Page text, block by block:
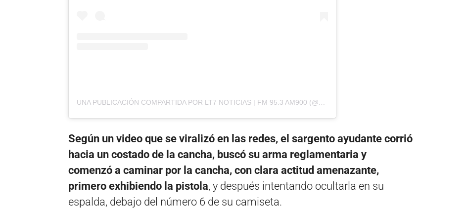
UNA PUBLICACIÓN COMPARTIDA POR LT7 NOTICIAS | FM 95.3 AM900 (@LT7NOTICIAS)
Según un video que se viralizó en las redes, el sargento ayudante corrió
hacia un costado de la cancha, buscó su arma reglamentaria y
comenzó a caminar por la cancha, con clara actitud amenazante,
primero exhibiendo la pistola, y después intentando ocultarla en su
espalda, debajo del número 6 de su camiseta.